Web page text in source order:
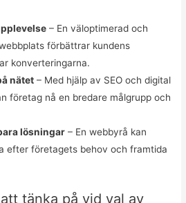
– En väloptimerad och
förbättrar kundens
konverteringarna.
nätet – Med hjälp av SEO och digital
företag nå en bredare målgrupp och
lösningar – En webbyrå kan
efter företagets behov och framtida
tänka på vid val av